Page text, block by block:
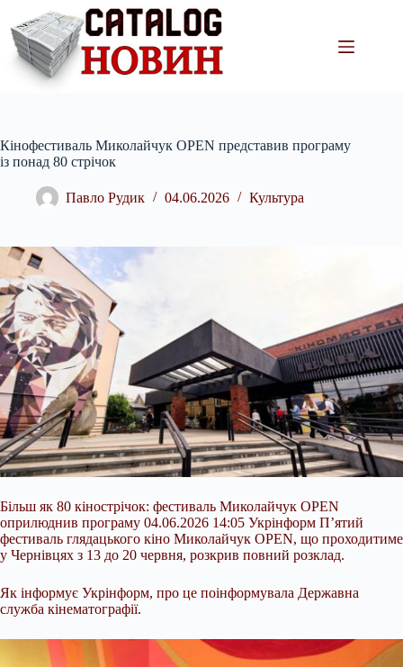
вмісту
Кінофестиваль Миколайчук OPEN представив програму
із понад 80 стрічок
Павло Рудик 04.06.2026 Культура
Більш як 80 кінострічок: фестиваль Миколайчук OPEN
оприлюднив програму 04.06.2026 14:05 Укрінформ П’ятий
фестиваль глядацького кіно Миколайчук OPEN, що проходитиме
у Чернівцях з 13 до 20 червня, розкрив повний розклад.
Як інформує Укрінформ, про це поінформувала Державна
служба кінематографії.